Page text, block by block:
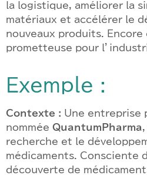
la logistique, améliorer la
matériaux et accélérer le
nouveaux produits. Encore
prometteuse pour
Exemple :
Contexte : Une entreprise
nommée QuantumPharma
recherche et le
médicaments. Consciente
découverte de